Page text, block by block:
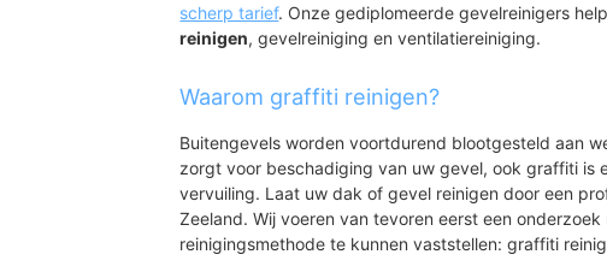
scherp tarief. Onze gediplomeerde gevelreinigers
reinigen, gevelreiniging en ventilatiereiniging.
Waarom graffiti reinigen?
Buitengevels worden voortdurend blootgesteld aan
zorgt voor beschadiging van uw gevel, ook graffiti is
vervuiling. Laat uw dak of gevel reinigen door een
Zeeland. Wij voeren van tevoren eerst een
reinigingsmethode te kunnen vaststellen: graffiti